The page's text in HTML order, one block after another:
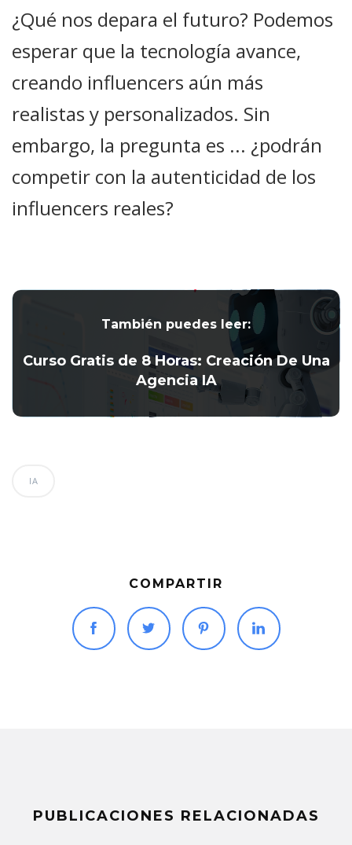
¿Qué nos depara el futuro? Podemos
esperar que la tecnología avance,
creando influencers aún más
realistas y personalizados. Sin
embargo, la pregunta es ... ¿podrán
competir con la autenticidad de los
influencers reales?
También puedes leer:
Curso Gratis de 8 Horas: Creación De Una
Agencia IA
IA
COMPARTIR
PUBLICACIONES RELACIONADAS